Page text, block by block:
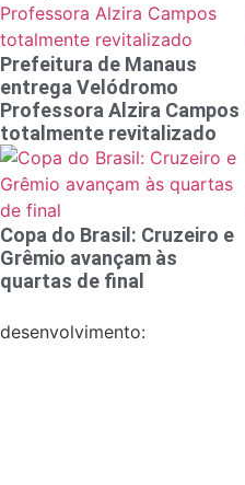
Prefeitura de Manaus
entrega Velódromo
Professora Alzira Campos
totalmente revitalizado
Copa do Brasil: Cruzeiro e
Grêmio avançam às
quartas de final
desenvolvimento: